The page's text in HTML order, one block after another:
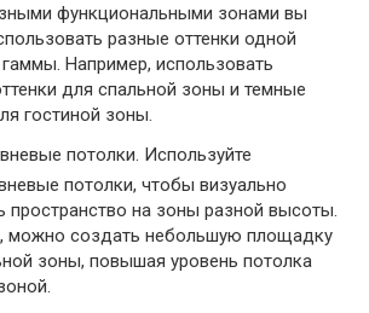
функциональными зонами вы
разные оттенки одной
Например, использовать
для спальной зоны и темные
гостиной зоны.
потолки. Используйте
потолки, чтобы визуально
пространство на зоны разной высоты.
можно создать небольшую площадку
зоны, повышая уровень потолка